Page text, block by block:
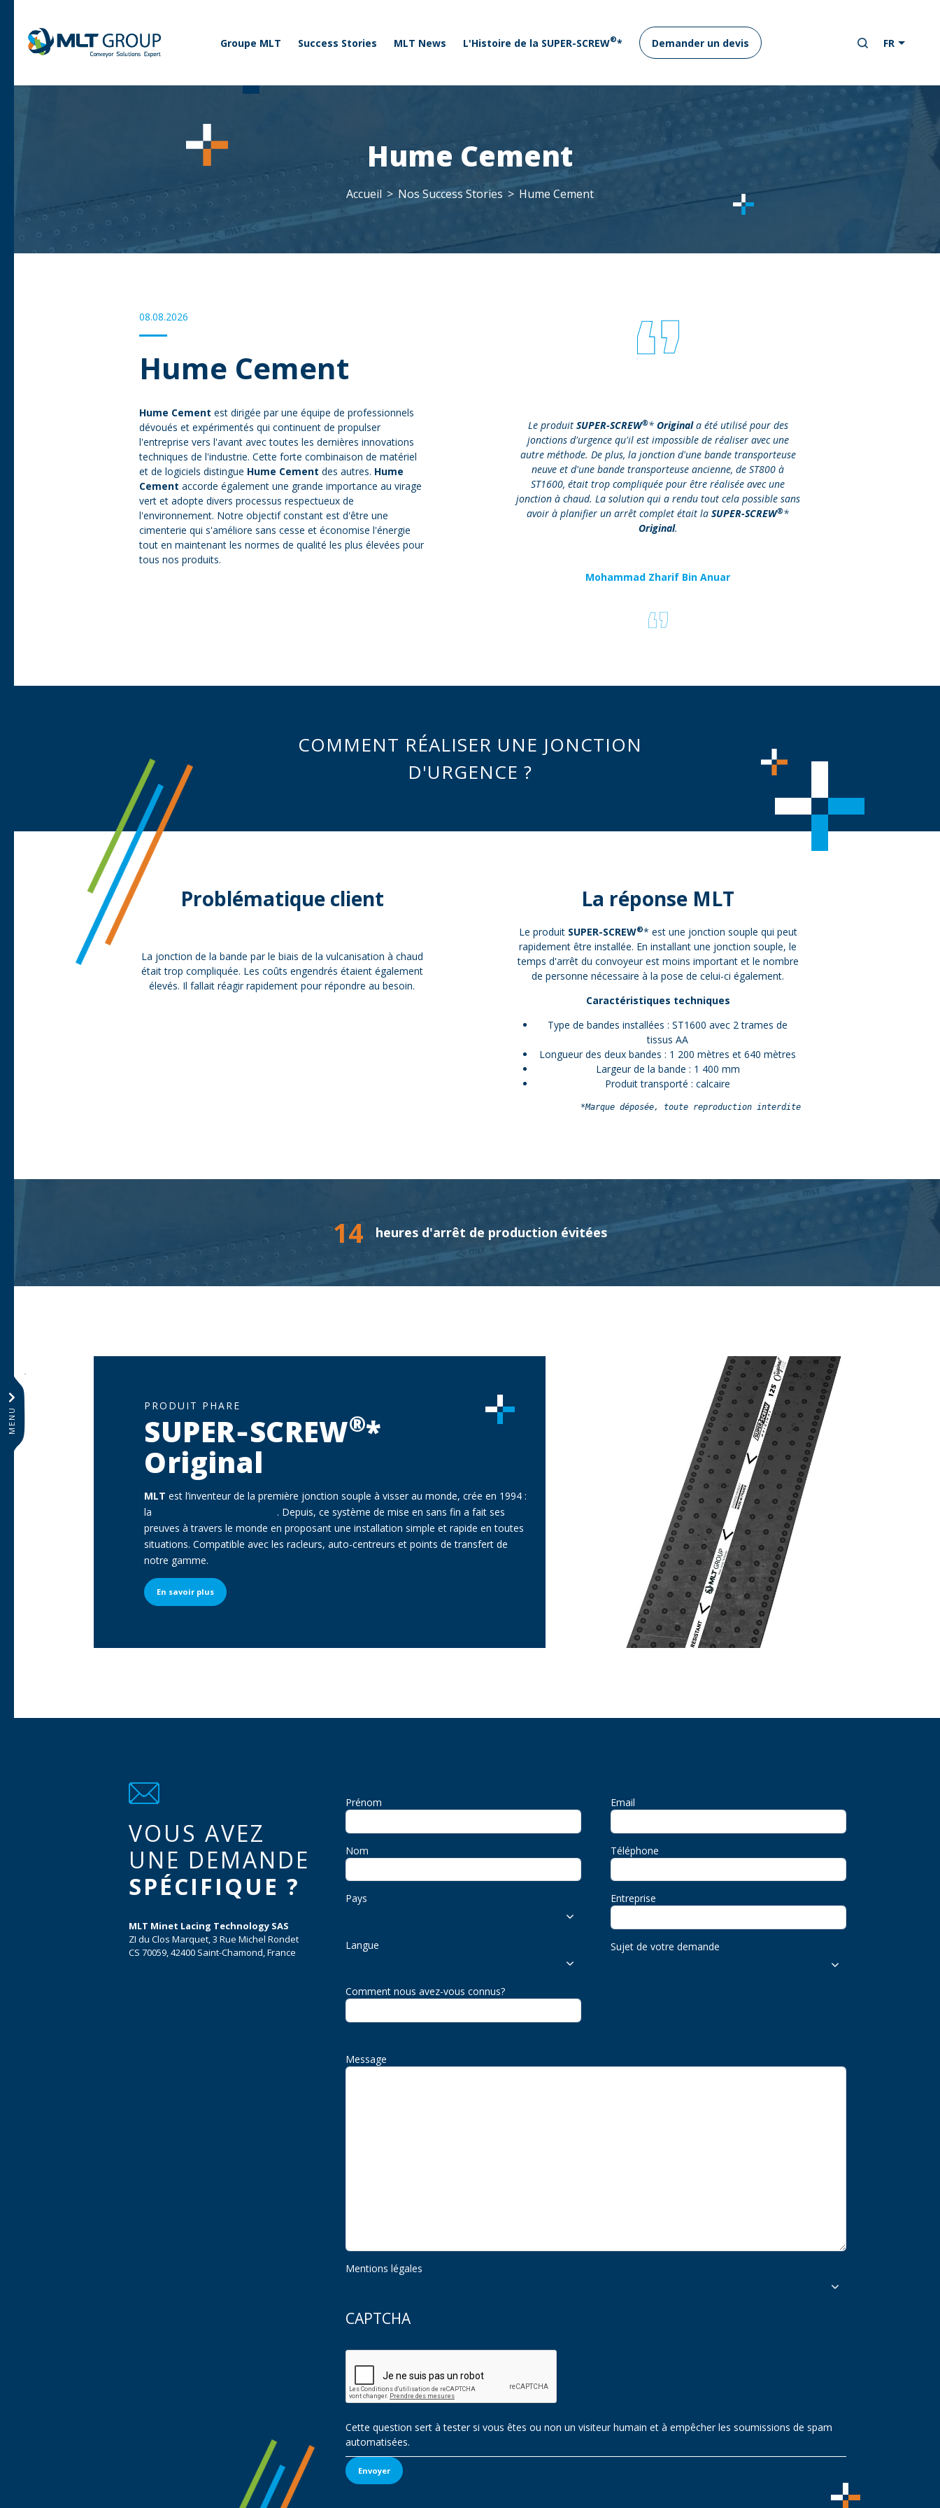
FR
Groupe MLT Success Stories MLT News L'Histoire de la SUPER-SCREW®* Demander un devis
MENU
Hume Cement
Accueil Nos Success Stories Hume Cement
08.08.2026
Hume Cement
Hume Cementest dirigée par une équipe de professionnels
dévoués et expérimentés qui continuent de propulser
l'entreprise vers l'avant avec toutes les dernières innovations
techniques de l'industrie. Cette forte combinaison de matériel
et de logiciels distingue Hume Cement des autres. Hume
Cement accorde également une grande importance au virage
vert et adopte divers processus respectueux de
l'environnement. Notre objectif constant est d'être une
cimenterie qui s'améliore sans cesse et économise l'énergie
tout en maintenant les normes de qualité les plus élevées pour
tous nos produits.
Le produit SUPER-SCREW®* Original a été utilisé pour des
jonctions d'urgence qu'il est impossible de réaliser avec une
autre méthode. De plus, la jonction d'une bande transporteuse
neuve et d'une bande transporteuse ancienne, de ST800 à
ST1600, était trop compliquée pour être réalisée avec une
jonction à chaud. La solution qui a rendu tout cela possible sans
avoir à planifier un arrêt complet était laSUPER-SCREW®*
Original.
Mohammad Zharif Bin Anuar
COMMENT RÉALISER UNE JONCTION
D'URGENCE ?
Problématique client
La jonction de la bande par le biais de la vulcanisation à chaud
était trop compliquée. Les coûts engendrés étaient également
élevés. Il fallait réagir rapidement pour répondre au besoin.
La réponse MLT
Le produit SUPER-SCREW®* est une jonction souple qui peut
rapidement être installée. En installant une jonction souple, le
temps d'arrêt du convoyeur est moins important et le nombre
de personne nécessaire à la pose de celui-ci également.
Caractéristiques techniques
Type de bandes installées : ST1600 avec 2 trames de
tissus AA
Longueur des deux bandes : 1 200 mètres et 640 mètres
Largeur de la bande : 1 400 mm
Produit transporté : calcaire
*Marque déposée, toute reproduction interdite
14 heures d'arrêt de production évitées
SOUS-TITRE
PRODUIT PHARE
SUPER‑SCREW®*
Original
Description
MLTest l’inventeur de la première jonction souple à visser au monde, crée en 1994 :
la
Original. Depuis, ce système de mise en sans fin a fait ses
preuves à travers le monde en proposant une installation simple et rapide en toutes
situations. Compatible avec les racleurs, auto-centreurs et points de transfert de
notre gamme.
Texte du bouton
En savoir plus
VOUS AVEZ
UNE DEMANDE
SPÉCIFIQUE ?
MLT Minet Lacing Technology SAS
ZI du Clos Marquet, 3 Rue Michel Rondet
CS 70059, 42400 Saint-Chamond, France
Prénom
Nom
Pays
Langue
Comment nous avez-vous connus?
Email
Téléphone
Entreprise
Sujet de votre demande
Message
Mentions légales
CAPTCHA
Cette question sert à tester si vous êtes ou non un visiteur humain et à empêcher les soumissions de spam
automatisées.
Envoyer